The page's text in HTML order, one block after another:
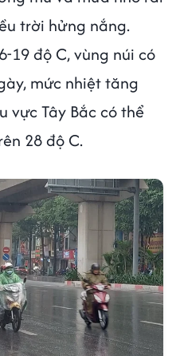
trời hửng nắng.
19 độ C, vùng núi có
mức nhiệt tăng
vực Tây Bắc có thể
28 độ C.